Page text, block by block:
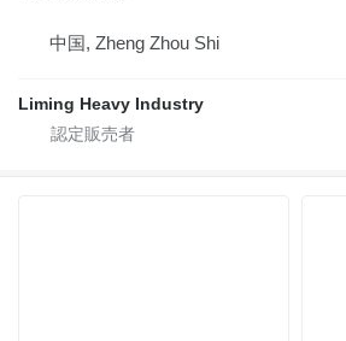
中国, Zheng Zhou Shi
Liming Heavy Industry